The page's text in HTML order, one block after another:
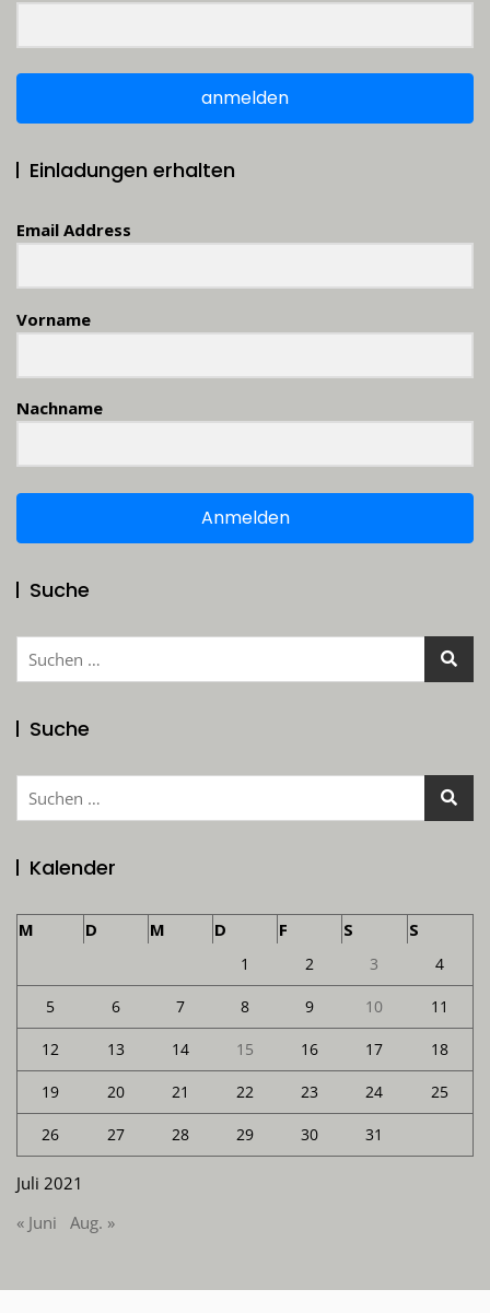
anmelden
Einladungen erhalten
Email Address
Vorname
Nachname
Anmelden
Suche
Suchen
Suche
Suchen
Kalender
Juli 2021
M D M D F S S
1 2 3 4
5 6 7 8 9 10 11
12 13 14 15 16 17 18
19 20 21 22 23 24 25
26 27 28 29 30 31
« Juni Aug. »